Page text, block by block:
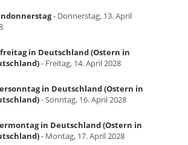
- Donnerstag, 13. April
in Deutschland (Ostern in
- Freitag, 14. April 2028
in Deutschland (Ostern in
- Sonntag, 16. April 2028
in Deutschland (Ostern in
- Montag, 17. April 2028